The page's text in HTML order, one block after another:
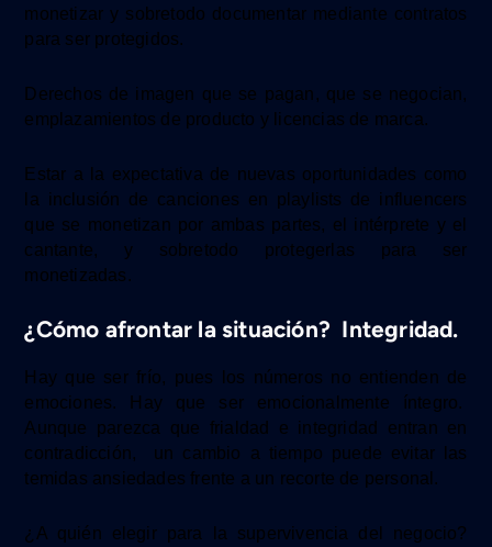
monetizary sobretodo documentar mediante contratos
para ser protegidos.
Derechos de imagen que se pagan, que se negocian,
emplazamientos de producto y licencias de marca.
Estar a la expectativa de nuevas oportunidades como
la inclusión de canciones en playlists de influencers
que se monetizan por ambas partes, el intérprete y el
cantante, y sobretodo protegerlas para ser
monetizadas.
¿Cómo afrontar la situación? Integridad.
Hay que ser frío, pues los números no entienden de
emociones. Hay que ser emocionalmente íntegro.
Aunque parezca que frialdad e integridad entran en
contradicción, un cambio a tiempo puede evitar las
temidas ansiedades frente a un recorte de personal.
¿A quién elegir para la supervivencia del negocio?